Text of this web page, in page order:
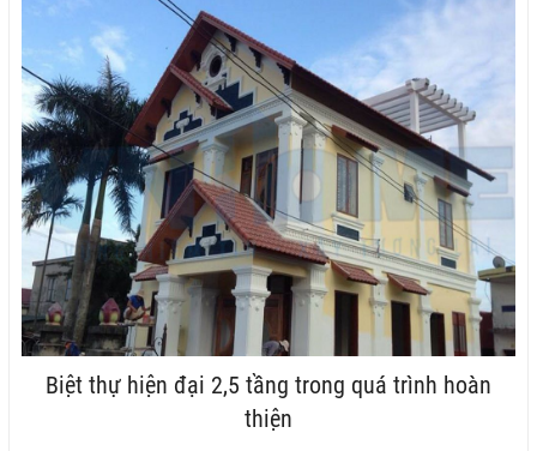
Biệt thự hiện đại 2,5 tầng trong quá trình hoàn
thiện